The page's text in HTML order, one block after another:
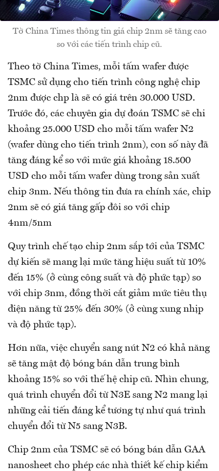
Tờ China Times thông tin giá chip 2nm sẽ tăng cao
so với các tiến trình chip cũ.
Theo tờ China Times, mỗi tấm wafer được
TSMC sử dụng cho tiến trình công nghệ chip
2nm được chp là sẽ có giá trên 30.000 USD.
Trước đó, các chuyên gia dự đoán TSMC sẽ chi
khoảng 25.000 USD cho mỗi tấm wafer N2
(wafer dùng cho tiến trình 2nm), con số này đã
tăng đáng kể so với mức giá khoảng 18.500
USD cho mỗi tấm wafer dùng trong sản xuất
chip 3nm. Nếu thông tin đưa ra chính xác, chip
2nm sẽ có giá tăng gấp đôi so với chip
4nm/5nm
Quy trình chế tạo chip 2nm sắp tới của TSMC
dự kiến ​​sẽ mang lại mức tăng hiệu suất từ ​​10%
đến 15% (ở cùng công suất và độ phức tạp) so
với chip 3nm, đồng thời cắt giảm mức tiêu thụ
điện năng từ 25% đến 30% (ở cùng xung nhịp
và độ phức tạp).
Hơn nữa, việc chuyển sang nút N2 có khả năng
sẽ tăng mật độ bóng bán dẫn trung bình
khoảng 15% so với thế hệ chip cũ. Nhìn chung,
quá trình chuyển đổi từ N3E sang N2 mang lại
những cải tiến đáng kể tương tự như quá trình
chuyển đổi từ N5 sang N3B.
Chip 2nm của TSMC sẽ có bóng bán dẫn GAA
nanosheet cho phép các nhà thiết kế chip kiểm